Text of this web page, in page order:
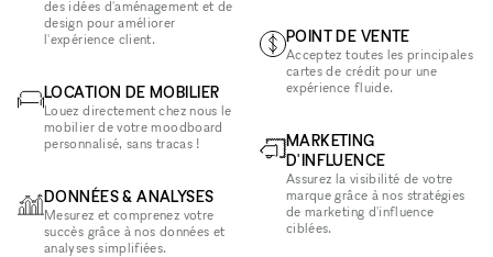
des idées d'aménagement et de
design pour améliorer
l'expérience client.
LOCATION DE MOBILIER
Louez directement chez nous le
mobilier de votre moodboard
personnalisé, sans tracas !
DONNÉES & ANALYSES
Mesurez et comprenez votre
succès grâce à nos données et
analyses simplifiées.
POINT DE VENTE
Acceptez toutes les principales
cartes de crédit pour une
expérience fluide.
MARKETING
D'INFLUENCE
Assurez la visibilité de votre
marque grâce à nos stratégies
de marketing d'influence
ciblées.